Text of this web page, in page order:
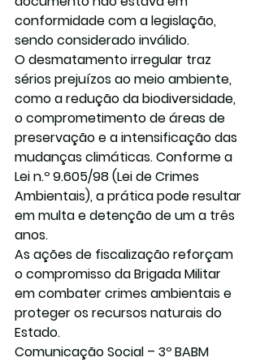
conformidade com a legislação,
sendo considerado inválido.
O desmatamento irregular traz
sérios prejuízos ao meio ambiente,
como a redução da biodiversidade,
o comprometimento de áreas de
preservação e a intensificação das
mudanças climáticas. Conforme a
Lei n.º 9.605/98 (Lei de Crimes
Ambientais), a prática pode resultar
em multa e detenção de um a três
anos.
As ações de fiscalização reforçam
o compromisso da Brigada Militar
em combater crimes ambientais e
proteger os recursos naturais do
Estado.
Comunicação Social – 3º BABM